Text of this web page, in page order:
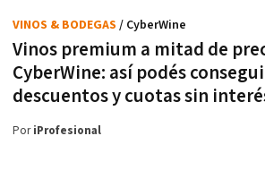
Vinos premium a mitad de
CyberWine: así podés
descuentos y cuotas sin
VINOS & BODEGAS / CyberWine
PoriProfesional